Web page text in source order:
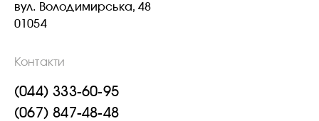
вул. Володимирська, 48
01054
Контакти
(044) 333-60-95
(067) 847-48-48